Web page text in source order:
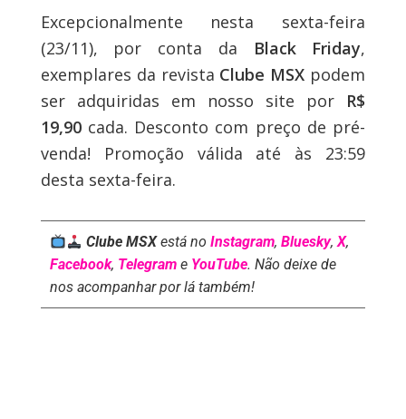
Excepcionalmente nesta sexta-feira
(23/11), por conta da
Black Friday,
exemplares da revista Clube MSX podem
ser adquiridas em nosso site por R$
19,90cada. Desconto com preço de pré-
venda! Promoção válida até às 23:59
desta sexta-feira.
Clube MSXestá noInstagram,Bluesky,X,
Facebook, Telegrame YouTube. Não deixe de
nos acompanhar por lá também!